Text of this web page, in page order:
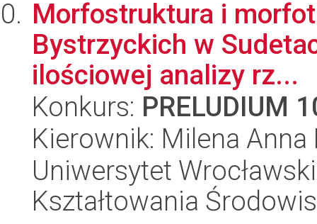
Morfostruktura i
Bystrzyckich w
ilościowej analizy rz...
Konkurs: PRELUDIUM
Kierownik: Milena Anna
Uniwersytet
Kształtowania